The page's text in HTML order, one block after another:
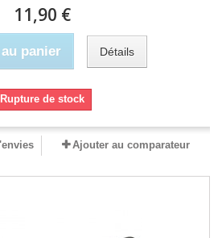
11,90 €
panier Détails
Rupture de stock
Ajouter au comparateur